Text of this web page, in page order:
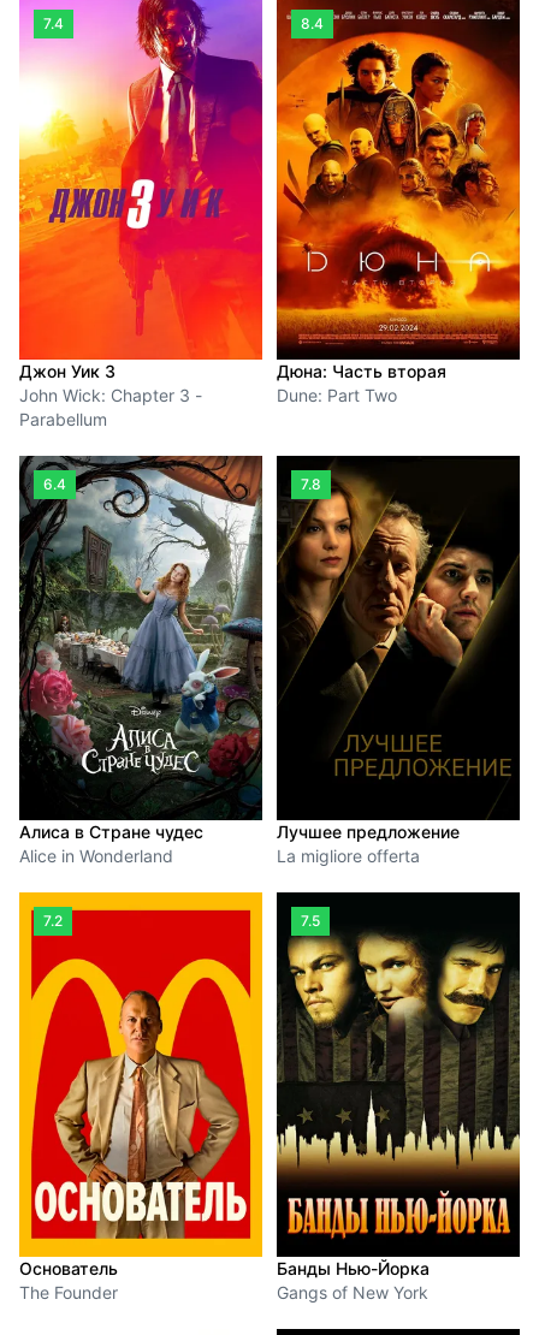
7.4
Джон Уик 3
John Wick: Chapter 3 -
Parabellum
8.4
Дюна: Часть вторая
Dune: Part Two
6.4
Алиса в Стране чудес
Alice in Wonderland
7.8
Лучшее предложение
La migliore offerta
7.2
Основатель
The Founder
7.5
Банды Нью-Йорка
Gangs of New York